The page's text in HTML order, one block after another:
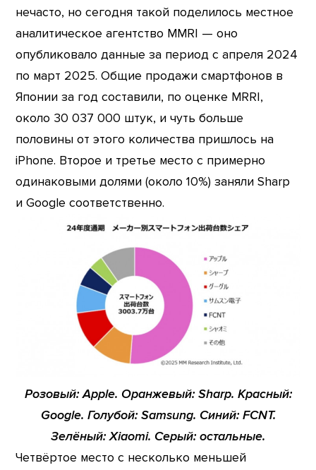
нечасто, но сегодня такой поделилось местное
аналитическое агентство MMRI — оно
опубликовало данные за период с апреля 2024
по март 2025. Общие продажи смартфонов в
Японии за год составили, по оценке MRRI,
около 30 037 000 штук, и чуть больше
половины от этого количества пришлось на
iPhone. Второе и третье место с примерно
одинаковыми долями (около 10%) заняли Sharp
и Google соответственно.
Розовый: Apple. Оранжевый: Sharp. Красный:
Google. Голубой: Samsung. Синий: FCNT.
Зелёный: Xiaomi. Серый: остальные.
Четвёртое место с несколько меньшей